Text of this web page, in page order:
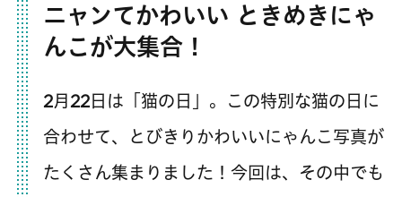
ニャンてかわいい ときめきにゃ
んこが大集合！
2月22日は「猫の日」。この特別な猫の日に
合わせて、とびきりかわいいにゃんこ写真が
たくさん集まりました！今回は、その中でも